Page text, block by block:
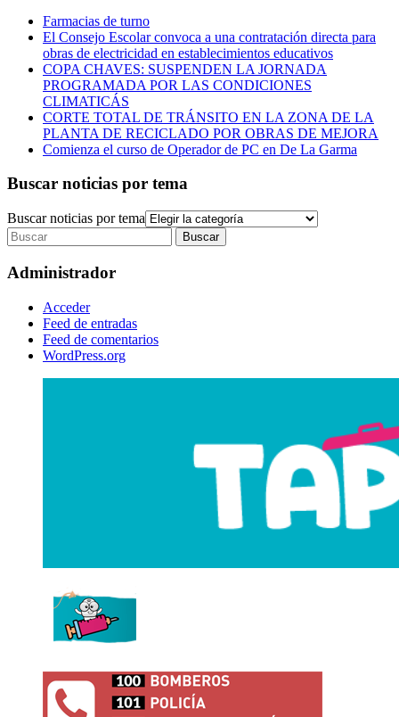
Farmacias de turno
El Consejo Escolar convoca a una contratación directa para
obras de electricidad en establecimientos educativos
COPA CHAVES: SUSPENDEN LA JORNADA
PROGRAMADA POR LAS CONDICIONES
CLIMATICÁS
CORTE TOTAL DE TRÁNSITO EN LA ZONA DE LA
PLANTA DE RECICLADO POR OBRAS DE MEJORA
Comienza el curso de Operador de PC en De La Garma
Buscar noticias por tema
Buscar noticias por tema
Administrador
Acceder
Feed de entradas
Feed de comentarios
WordPress.org